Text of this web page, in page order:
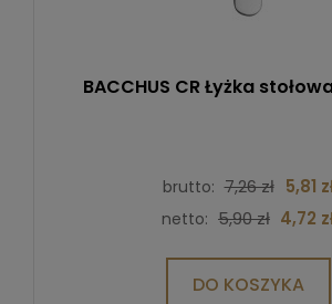
BACCHUS CR Łyżka
brutto: 7,26 zł 5,81
netto: 5,90 zł 4,72
DO KOSZYKA